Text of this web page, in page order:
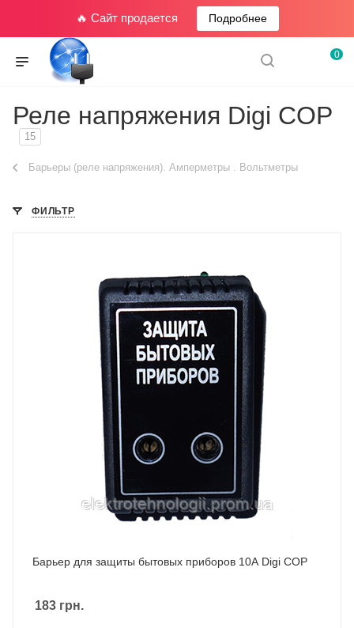
🔥 Сайт продается Подробнее
0
Реле напряжения Digi COP
15
Барьеры (реле напряжения). Амперметры . Вольтметры
ФИЛЬТР
Барьер для защиты бытовых приборов 10А Digi COP
183 грн.